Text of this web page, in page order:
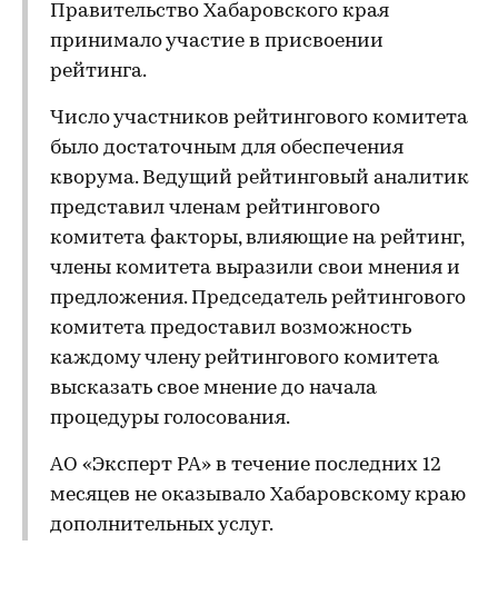
Правительство Хабаровского края
принимало участие в присвоении
рейтинга.
Число участников рейтингового комитета
было достаточным для обеспечения
кворума. Ведущий рейтинговый аналитик
представил членам рейтингового
комитета факторы, влияющие на рейтинг,
члены комитета выразили свои мнения и
предложения. Председатель рейтингового
комитета предоставил возможность
каждому члену рейтингового комитета
высказать свое мнение до начала
процедуры голосования.
АО «Эксперт РА» в течение последних 12
месяцев не оказывало Хабаровскому краю
дополнительных услуг.